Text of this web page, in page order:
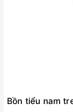
Bồn tiểu nam